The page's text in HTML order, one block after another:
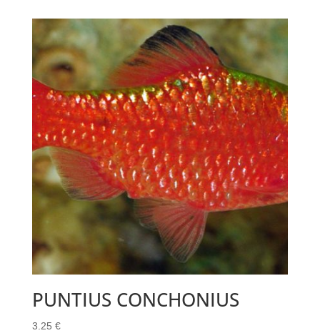
PUNTIUS CONCHONIUS
3.25 €